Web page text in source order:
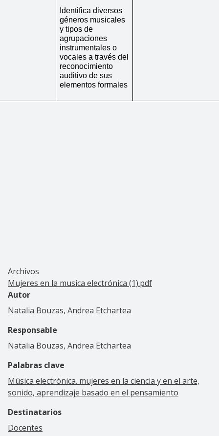
Identifica diversos
géneros musicales
y tipos de
agrupaciones
instrumentales o
vocales a través del
reconocimiento
auditivo de sus
elementos formales
Archivos
Mujeres en la musica electrónica (1).pdf
Autor
Natalia Bouzas, Andrea Etchartea
Responsable
Natalia Bouzas, Andrea Etchartea
Palabras clave
Música electrónica. mujeres en la ciencia y en el arte,
sonido, aprendizaje basado en el pensamiento
Destinatarios
Docentes